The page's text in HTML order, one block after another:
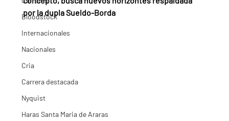
Bloodstock
Internacionales
Nacionales
Cria
Carrera destacada
Nyquist
Haras Santa Maria de Araras
por la dupla Sueldo-Borda